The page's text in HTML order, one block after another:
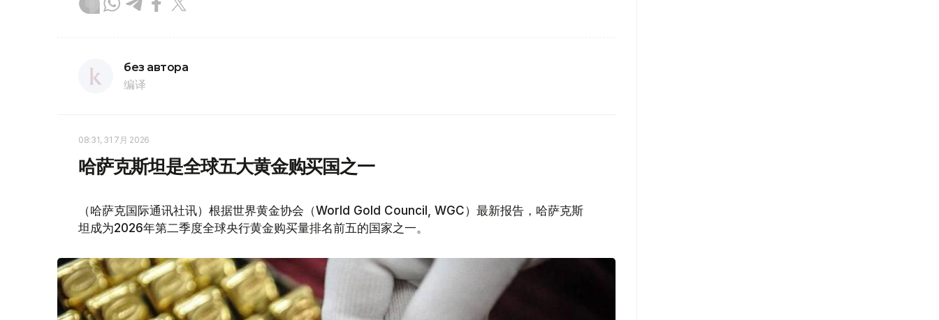
без автора
编译
08:31, 31 7月 2026
哈萨克斯坦是全球五大黄金购买国之一
（哈萨克国际通讯社讯）根据世界黄金协会（World Gold Council, WGC）最新报告，哈萨克斯
坦成为2026年第二季度全球央行黄金购买量排名前五的国家之一。